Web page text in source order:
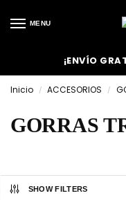
MENU
¡ENVÍO
Inicio / ACCESORIOS /
GORRAS
SHOW FILTERS